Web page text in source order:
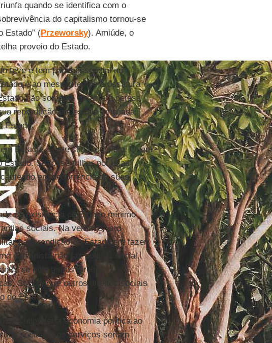
quando se identifica com o
do capitalismo tornou-se
Estado” (Przeworsky). Amiúde, o
proveio do Estado.
teve e tem papel essencial na
é ao mesmo tempo a ossatura
não somente garante a defesa
reprodução em escala ampliada.
Estado.
Estado, existe sim o suicídio. Quem
Estado. Se fosse trilhar por suas
em decorrência de suas
da existência do Estado mínimo
sociais. Na verdade, isto
para rendição do Estado em fazer
darwinista não faz política social,
se hoje temos direitos
SUS dentre outros direitos sociais
do Estado.
submeter a economia política ao
sociais e os serviços seriam